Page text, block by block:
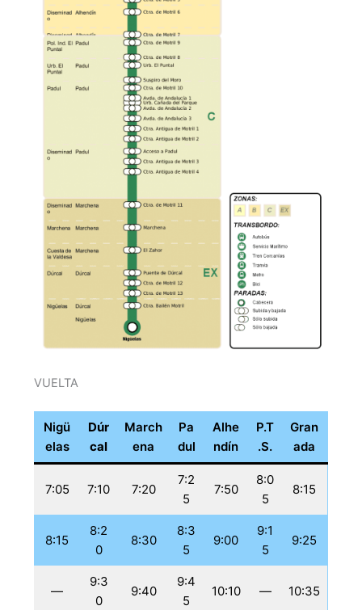
VUELTA
Nigü
elas
Dúr
cal
March
ena
Pa
dul
Alhe
ndín
P.T
.S.
Gran
ada
7:05 7:10 7:20
7:2
5
7:50
8:0
5
8:15
8:15
8:2
0
8:30
8:3
5
9:00
9:1
5
9:25
—
9:3
0
9:40
9:4
5
10:10 — 10:35